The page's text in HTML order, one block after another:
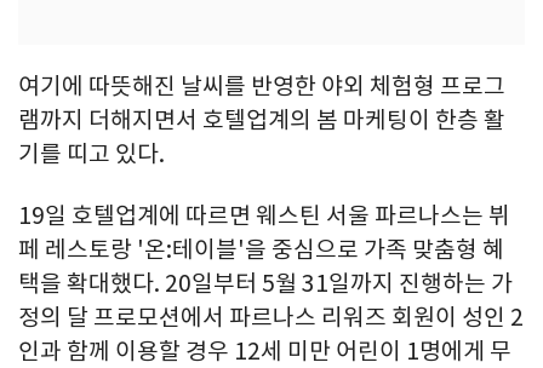
여기에 따뜻해진 날씨를 반영한 야외 체험형 프로그
램까지 더해지면서 호텔업계의 봄 마케팅이 한층 활
기를 띠고 있다.
19일 호텔업계에 따르면 웨스틴 서울 파르나스는 뷔
페 레스토랑 '온:테이블'을 중심으로 가족 맞춤형 혜
택을 확대했다. 20일부터 5월 31일까지 진행하는 가
정의 달 프로모션에서 파르나스 리워즈 회원이 성인 2
인과 함께 이용할 경우 12세 미만 어린이 1명에게 무